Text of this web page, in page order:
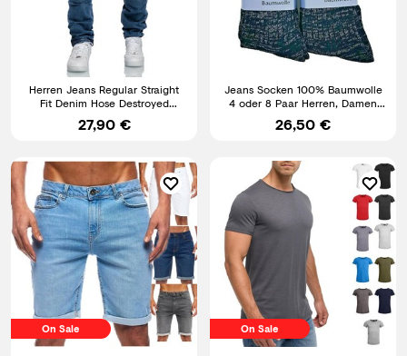
Herren Jeans Regular Straight
Fit Denim Hose Destroyed
A79084
27,90 €
Jeans Socken 100% Baumwolle
4 oder 8 Paar Herren, Damen
Jeanssocken atmungsaktiv
26,50 €
On Sale On Sale